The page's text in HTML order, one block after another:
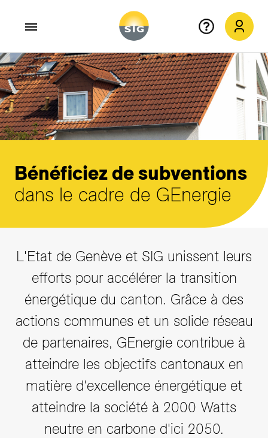
Aller au contenu principal
Bénéficiez de subventions
dans le cadre de GEnergie
L'Etat de Genève et SIG unissent leurs
efforts pour accélérer la transition
énergétique du canton. Grâce à des
actions communes et un solide réseau
de partenaires, GEnergie contribue à
atteindre les objectifs cantonaux en
matière d'excellence énergétique et
atteindre la société à 2000 Watts
neutre en carbone d'ici 2050.